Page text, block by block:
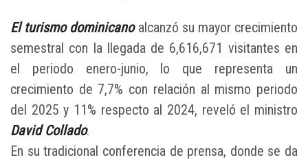
El turismo dominicanoalcanzó su mayor crecimiento
semestral con la llegada de 6,616,671 visitantes en
el periodo enero-junio, lo que representa un
crecimiento de 7,7% con relación al mismo periodo
del 2025 y 11% respecto al 2024, reveló el ministro
David Collado.
En su tradicional conferencia de prensa, donde se da